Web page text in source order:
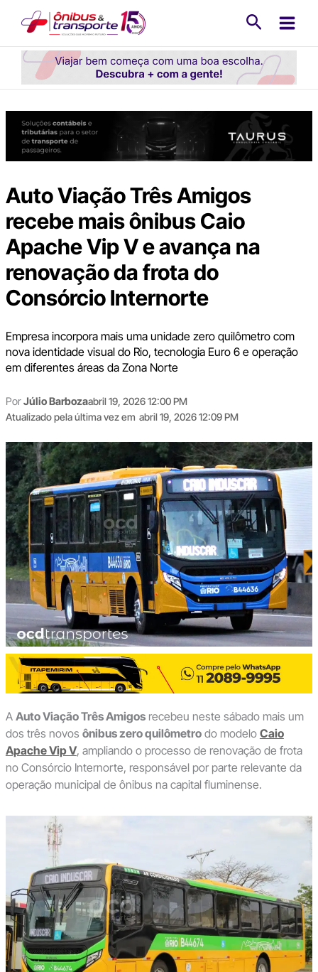
conteúdo
Auto Viação Três Amigos
recebe mais ônibus Caio
Apache Vip V e avança na
renovação da frota do
Consórcio Internorte
Empresa incorpora mais uma unidade zero quilômetro com
nova identidade visual do Rio, tecnologia Euro 6 e operação
em diferentes áreas da Zona Norte
PorJúlio Barbozaabril 19, 2026 12:00 PM
Atualizado pela última vez em abril 19, 2026 12:09 PM
A Auto Viação Três Amigosrecebeu neste sábado mais um
dos três novos ônibus zero quilômetrodo modelo Caio
Apache Vip V, ampliando o processo de renovação de frota
no Consórcio Internorte, responsável por parte relevante da
operação municipal de ônibus na capital fluminense.